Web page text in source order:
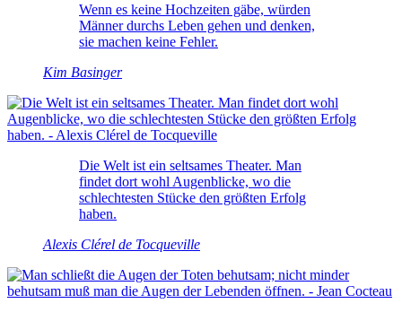
Wenn es keine Hochzeiten gäbe, würden
Männer durchs Leben gehen und denken,
sie machen keine Fehler.
Kim Basinger
Die Welt ist ein seltsames Theater. Man
findet dort wohl Augenblicke, wo die
schlechtesten Stücke den größten Erfolg
haben.
Alexis Clérel de Tocqueville